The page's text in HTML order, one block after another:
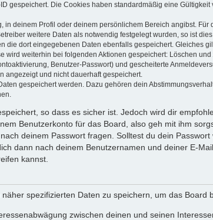
gespeichert. Die Cookies haben standardmäßig eine
deinem Profil oder deinem persönlichem Bereich angibst.
weitere Daten als notwendig festgelegt wurden, so ist
die dort eingegebenen Daten ebenfalls gespeichert. Gleiches
weiterhin bei folgenden Aktionen gespeichert: Löschen
Benutzer-Passwort) und gescheiterte
angezeigt und nicht dauerhaft gespeichert.
gespeichert werden. Dazu gehören dein
so dass es sicher ist. Jedoch wird dir
Benutzerkonto für das Board, also geh mit ihm
deinem Passwort fragen. Solltest du dein
dann nach deinem Benutzernamen und deiner E-
kannst.
spezifizierten Daten zu speichern, um das Board
zwischen deinen und seinen